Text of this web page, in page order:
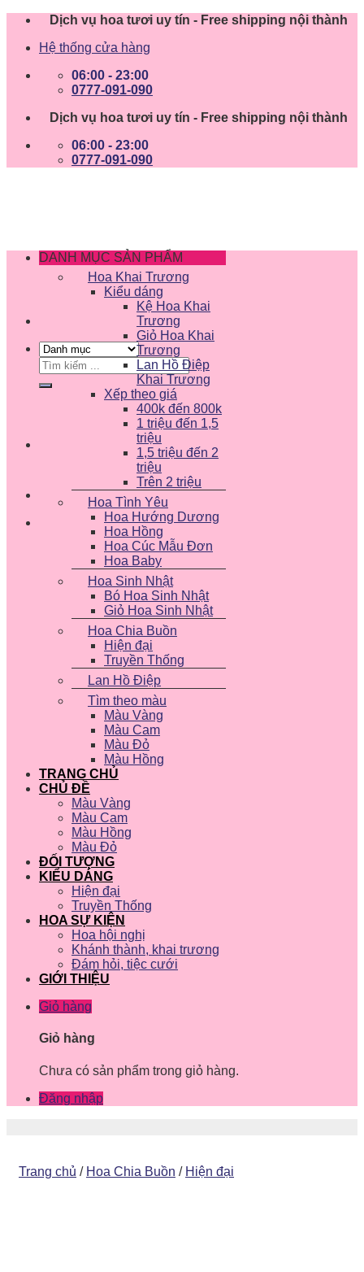
Skip
content
Dịch vụ hoa tươi uy tín - Free shipping nội thành
Hệ thống cửa hàng
06:00 - 23:00
0777-091-090
Dịch vụ hoa tươi uy tín - Free shipping nội thành
06:00 - 23:00
0777-091-090
Tìm
kiếm:
DANH MỤC SẢN PHẨM
Hoa Khai Trương
Kiểu dáng
Kệ Hoa Khai
Trương
Giỏ Hoa Khai
Trương
Lan Hồ Điệp
Khai Trương
Xếp theo giá
400k đến 800k
1 triệu đến 1,5
triệu
1,5 triệu đến 2
triệu
Trên 2 triệu
Hoa Tình Yêu
Hoa Hướng Dương
Hoa Hồng
Hoa Cúc Mẫu Đơn
Hoa Baby
Hoa Sinh Nhật
Bó Hoa Sinh Nhật
Giỏ Hoa Sinh Nhật
Hoa Chia Buồn
Hiện đại
Truyền Thống
Lan Hồ Điệp
Tìm theo màu
Màu Vàng
Màu Cam
Màu Đỏ
Màu Hồng
TRANG CHỦ
CHỦ ĐỀ
Màu Vàng
Màu Cam
Màu Hồng
Màu Đỏ
ĐỐI TƯỢNG
KIỂU DÁNG
Hiện đại
Truyền Thống
HOA SỰ KIỆN
Hoa hội nghị
Khánh thành, khai trương
Đám hỏi, tiệc cưới
GIỚI THIỆU
Giỏ hàng
Giỏ hàng
Chưa có sản phẩm trong giỏ hàng.
Đăng nhập
Trang chủ / Hoa Chia Buồn / Hiện đại